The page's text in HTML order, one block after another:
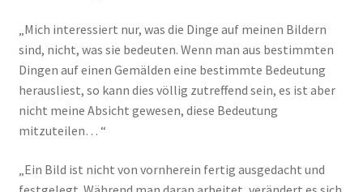
„Mich interessiert nur, was die Dinge auf meinen Bildern
sind, nicht, was sie bedeuten. Wenn man aus bestimmten
Dingen auf einen Gemälden eine bestimmte Bedeutung
herausliest, so kann dies völlig zutreffend sein, es ist aber
nicht meine Absicht gewesen, diese Bedeutung
mitzuteilen… “
„Ein Bild ist nicht von vornherein fertig ausgedacht und